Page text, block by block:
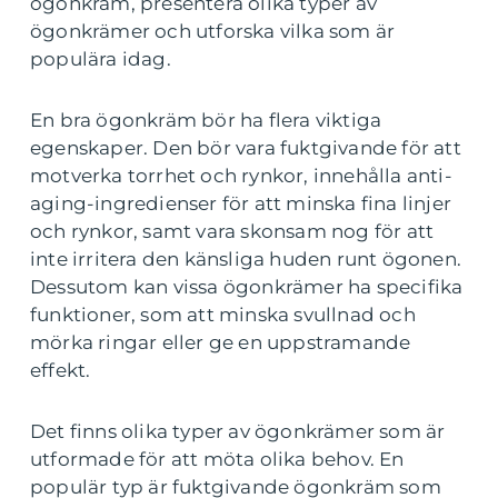
ögonkrämer och utforska vilka som är
populära idag.
En bra ögonkräm bör ha flera viktiga
egenskaper. Den bör vara fuktgivande för att
motverka torrhet och rynkor, innehålla anti-
aging-ingredienser för att minska fina linjer
och rynkor, samt vara skonsam nog för att
inte irritera den känsliga huden runt ögonen.
Dessutom kan vissa ögonkrämer ha specifika
funktioner, som att minska svullnad och
mörka ringar eller ge en uppstramande
effekt.
Det finns olika typer av ögonkrämer som är
utformade för att möta olika behov. En
populär typ är fuktgivande ögonkräm som